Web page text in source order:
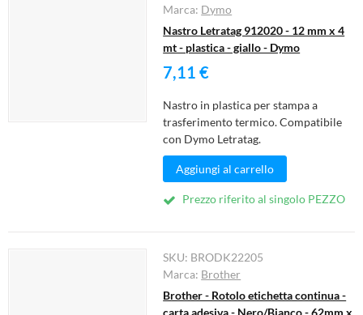
Marca: Dymo
Nastro Letratag 912020 - 12 mm x 4
mt - plastica - giallo - Dymo
7,11 €
Nastro in plastica per stampa a
trasferimento termico. Compatibile
con Dymo Letratag.
Aggiungi al carrello
Prezzo riferito al singolo PEZZO
SKU: BRODK22205
Marca: Brother
Brother - Rotolo etichetta continua -
carta adesiva - Nero/Bianco - 62mm x